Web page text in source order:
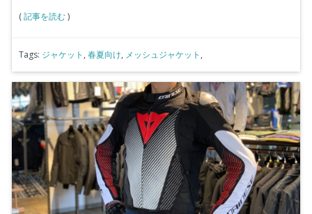
(記事を読む)
Tags: ジャケット , 春夏向け, メッシュジャケット ,